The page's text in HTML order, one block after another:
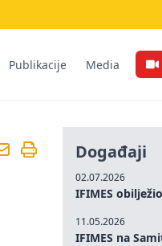
Publikacije Media
Događaji
02.07.2026
11.05.2026